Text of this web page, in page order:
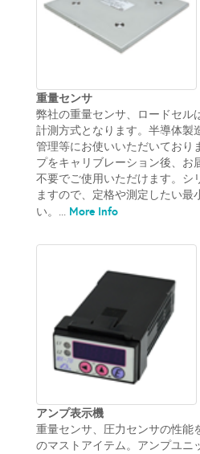
重量センサ
弊社の重量センサ、ロードセル
計測方式となります。半導体製
管理等にお使いいただいており
プをキャリブレーション後、お
不要でご使用いただけます。シ
ますので、定格や測定したい最
い。... More Info
アンプ表示機
重量センサ、圧力センサの性能
のマストアイテム。アンプユニ